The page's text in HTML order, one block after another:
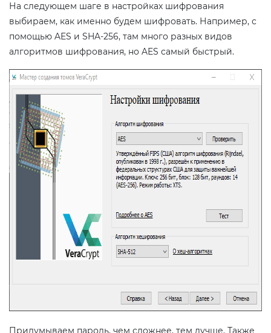
На следующем шаге в настройках шифрования
выбираем, как именно будем шифровать. Например, с
помощью AES и SHA-256, там много разных видов
алгоритмов шифрования, но AES самый быстрый.
Придумываем пароль, чем сложнее, тем лучше. Также